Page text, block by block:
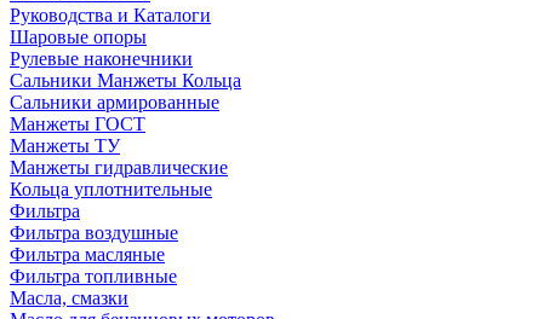
Руководства и Каталоги
Шаровые опоры
Рулевые наконечники
Сальники Манжеты Кольца
Сальники армированные
Манжеты ГОСТ
Манжеты ТУ
Манжеты гидравлические
Кольца уплотнительные
Фильтра
Фильтра воздушные
Фильтра масляные
Фильтра топливные
Масла, смазки